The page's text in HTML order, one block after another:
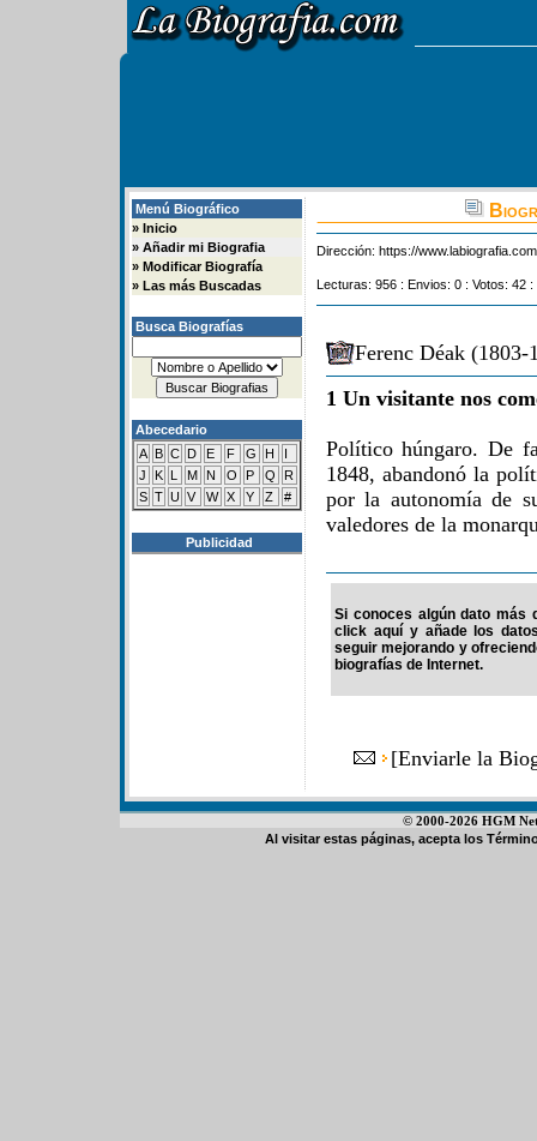
Menú Biográfico
» Inicio
» Añadir mi Biografia
» Modificar Biografía
» Las más Buscadas
Busca Biografías
Abecedario
A B C D E F G H
I
J
K L M N O P Q
R
S T U V W X Y Z #
Publicidad
Dirección: https://
Lecturas: 956 : Envios: 0 : Votos: 42
Ferenc Déak
1 Un visitante nos
Político húngaro. De
1848, abandonó la
por la autonomía de
valedores de la
Si conoces algún dato más
click aquí y añade los
seguir mejorando y
biografías de Internet.
[Enviarle la
© 2000-2026 HGM
Al visitar estas páginas, acepta los